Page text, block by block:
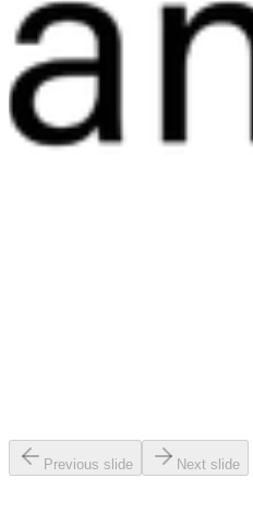
Previous slide Next slide